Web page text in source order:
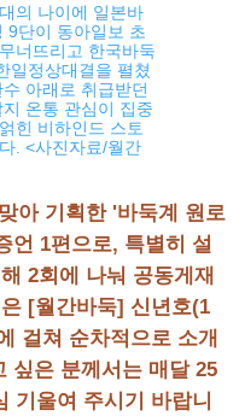
의 나이에 일본바
9단이 동아일보 초
너뜨리고 한국바둑
일정상대결을 펼쳤
아래로 취급받던
온통 관심이 집중
힌 비하인드 스토
. <사진자료/월간
아 기획한 '바둑계 원로
언 1편으로, 특별히 설
2회에 나눠 공동게재
[월간바둑] 신년호(1
걸쳐 순차적으로 소개
싶은 분께서는 매달 25
기울여 주시기 바랍니